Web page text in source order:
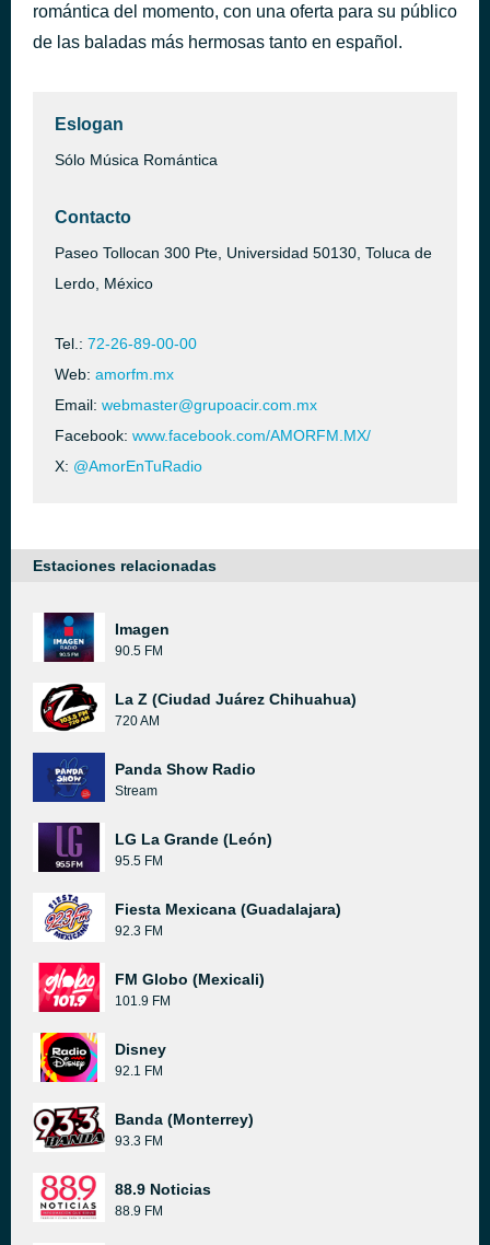
romántica del momento, con una oferta para su público
de las baladas más hermosas tanto en español.
Eslogan
Sólo Música Romántica
Contacto
Paseo Tollocan 300 Pte, Universidad 50130, Toluca de
Lerdo, México
Tel.: 72-26-89-00-00
Web: amorfm.mx
Email: webmaster@grupoacir.com.mx
Facebook: www.facebook.com/AMORFM.MX/
X: @AmorEnTuRadio
Estaciones relacionadas
Imagen
90.5 FM
La Z (Ciudad Juárez Chihuahua)
720 AM
Panda Show Radio
Stream
LG La Grande (León)
95.5 FM
Fiesta Mexicana (Guadalajara)
92.3 FM
FM Globo (Mexicali)
101.9 FM
Disney
92.1 FM
Banda (Monterrey)
93.3 FM
88.9 Noticias
88.9 FM